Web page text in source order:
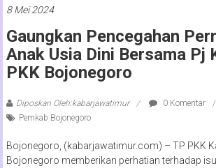
8 Mei 2024
Gaungkan Pencegahan
Anak Usia Dini Bersama Pj
PKK Bojonegoro
Diposkan Oleh:kabarjawatimur
0 Komentar
Pemkab Bojonegoro
Bojonegoro, (kabarjawatimur.com) – TP PKK
Bojonegoro memberikan perhatian terhadap